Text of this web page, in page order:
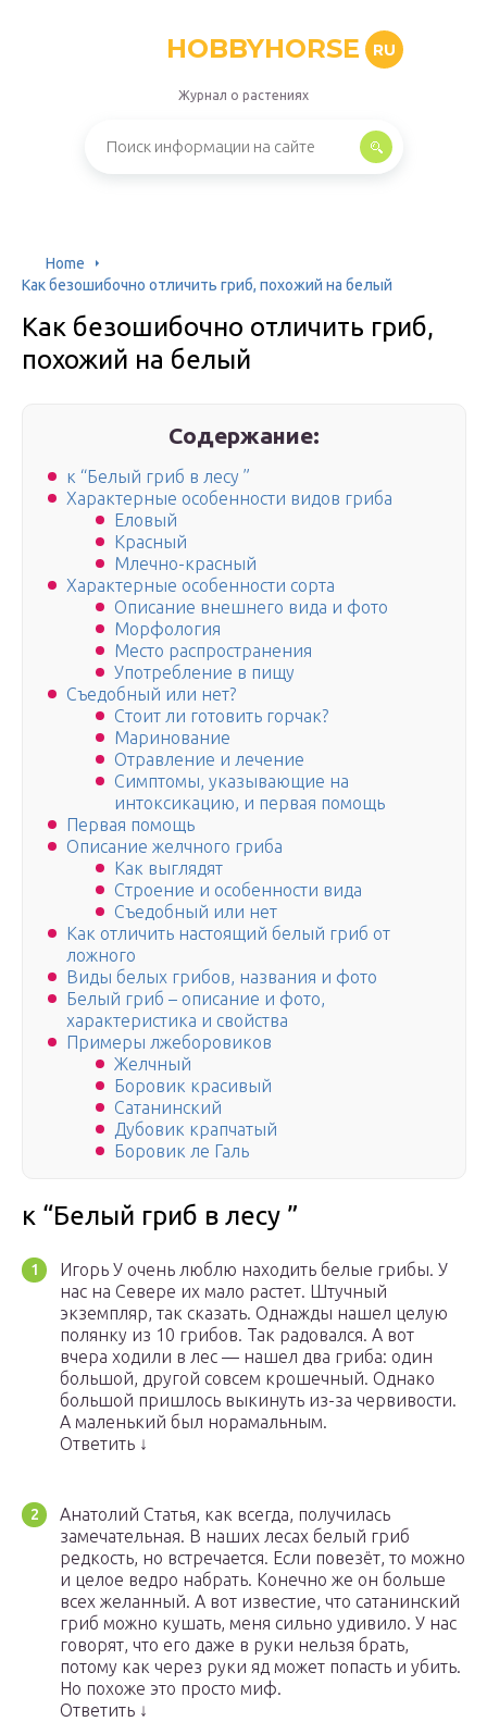
HOBBYHORSE RU
Журнал о растениях
Home
Как безошибочно отличить гриб, похожий на белый
Как безошибочно отличить гриб,
похожий на белый
Содержание:
к “Белый гриб в лесу ”
Характерные особенности видов гриба
Еловый
Красный
Млечно-красный
Характерные особенности сорта
Описание внешнего вида и фото
Морфология
Место распространения
Употребление в пищу
Съедобный или нет?
Стоит ли готовить горчак?
Маринование
Отравление и лечение
Симптомы, указывающие на
интоксикацию, и первая помощь
Первая помощь
Описание желчного гриба
Как выглядят
Строение и особенности вида
Съедобный или нет
Как отличить настоящий белый гриб от
ложного
Виды белых грибов, названия и фото
Белый гриб – описание и фото,
характеристика и свойства
Примеры лжеборовиков
Желчный
Боровик красивый
Сатанинский
Дубовик крапчатый
Боровик ле Галь
к “Белый гриб в лесу ”
Игорь У очень люблю находить белые грибы. У
нас на Севере их мало растет. Штучный
экземпляр, так сказать. Однажды нашел целую
полянку из 10 грибов. Так радовался. А вот
вчера ходили в лес — нашел два гриба: один
большой, другой совсем крошечный. Однако
большой пришлось выкинуть из-за червивости.
А маленький был норамальным.
Ответить ↓
Анатолий Статья, как всегда, получилась
замечательная. В наших лесах белый гриб
редкость, но встречается. Если повезёт, то можно
и целое ведро набрать. Конечно же он больше
всех желанный. А вот известие, что сатанинский
гриб можно кушать, меня сильно удивило. У нас
говорят, что его даже в руки нельзя брать,
потому как через руки яд может попасть и убить.
Но похоже это просто миф.
Ответить ↓